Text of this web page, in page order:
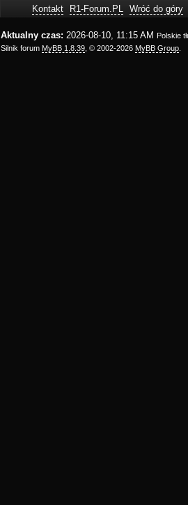
Kontakt R1-Forum.PL Wróć do góry
Aktualny czas: 2026-08-10, 11:15 AM Polskie
Silnik forum MyBB 1.8.39 , © 2002-2026 MyBB Group